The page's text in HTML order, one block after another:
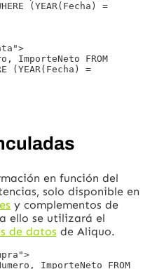
(YEAR(Fecha) =
(YEAR(Fecha) =
en función del
solo disponible en
y complementos de
ello se utilizará el
de datos de Aliquo.